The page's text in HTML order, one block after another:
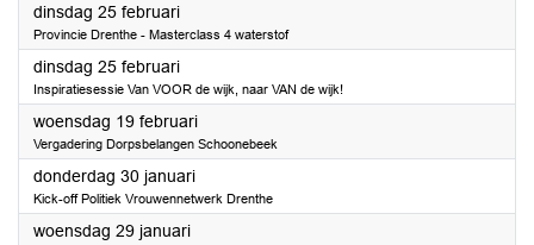
dinsdag 25 februari2025
Provincie Drenthe - Masterclass 4 waterstof
dinsdag 25 februari2025
Inspiratiesessie Van VOOR de wijk, naar VAN de wijk!
woensdag 19 februari2025
Vergadering Dorpsbelangen Schoonebeek
donderdag 30 januari2025
Kick-off Politiek Vrouwennetwerk Drenthe
woensdag 29 januari2025